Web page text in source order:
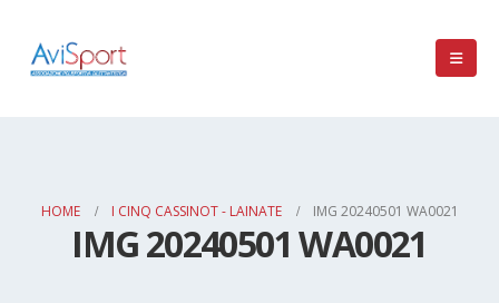
HOME I CINQ CASSINOT - LAINATE IMG 20240501 WA0021
IMG 20240501 WA0021